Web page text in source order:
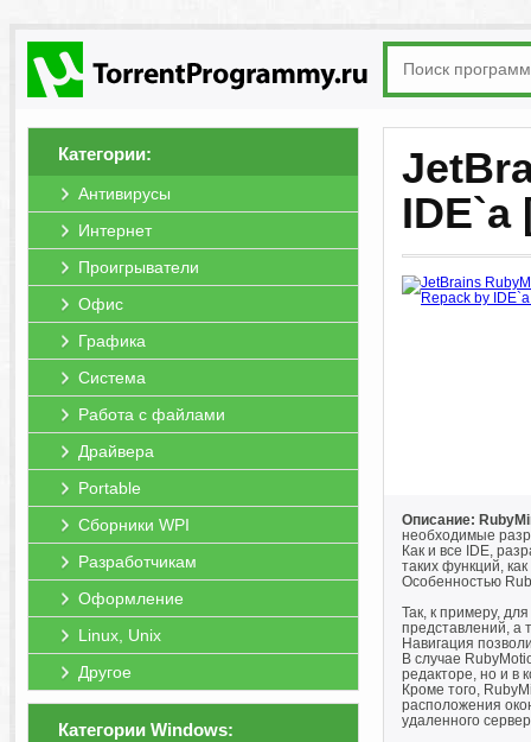
Категории:
Антивирусы
Интернет
Проигрыватели
Офис
Графика
Система
Работа с файлами
Драйвера
Portable
Сборники WPI
Разработчикам
Оформление
Linux, Unix
Другое
Категории Windows:
IDE`a
Описание:
необходимые
Как и все IDE,
таких функций,
Особенностью
Так, к примеру,
представлений, а
Навигация
В случае
редакторе, но и в
Кроме того,
расположения
удаленного